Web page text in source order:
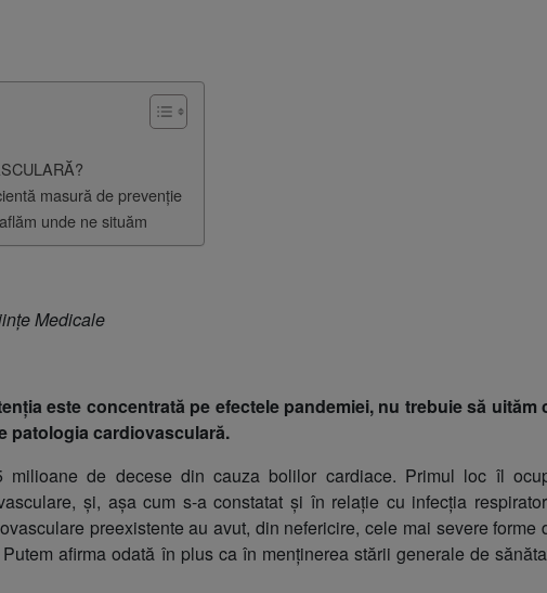
masură de prevenție
unde ne situăm
Medicale
este concentrată pe efectele pandemiei, nu trebuie să uităm
patologia cardiovasculară.
milioane de decese din cauza bolilor cardiace. Primul loc îl
și, așa cum s-a constatat și în relație cu infecția
preexistente au avut, din nefericire, cele mai severe forme
afirma odată în plus ca în menținerea stării generale de